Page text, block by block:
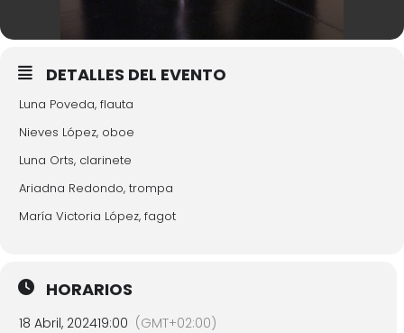
DETALLES DEL EVENTO
Luna Poveda, flauta
Nieves López, oboe
Luna Orts, clarinete
Ariadna Redondo, trompa
María Victoria López, fagot
HORARIOS
18 Abril, 202419:00 (GMT+02:00)